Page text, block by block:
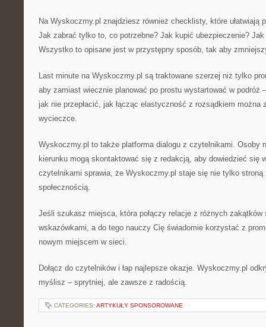
Na Wyskoczmy.pl znajdziesz również checklisty, które ułatwiają
Jak zabrać tylko to, co potrzebne? Jak kupić ubezpieczenie?
Wszystko to opisane jest w przystępny sposób, tak aby
Last minute na Wyskoczmy.pl są traktowane szerzej niż tylko
aby zamiast wiecznie planować po prostu wystartować w podróż
jak nie przepłacić, jak łącząc elastyczność z rozsądkiem można
wycieczce.
Wyskoczmy.pl to także platforma dialogu z czytelnikami. Osoby
kierunku mogą skontaktować się z redakcją, aby dowiedzieć się
czytelnikami sprawia, że Wyskoczmy.pl staje się nie tylko
społecznością.
Jeśli szukasz miejsca, która połączy relacje z różnych
wskazówkami, a do tego nauczy Cię świadomie korzystać z
nowym miejscem w sieci.
Dołącz do czytelników i łap najlepsze okazje. Wyskoczmy.pl
myślisz – sprytniej, ale zawsze z radością.
CATEGORIES: ARTYKUŁY SPONSOROWANE